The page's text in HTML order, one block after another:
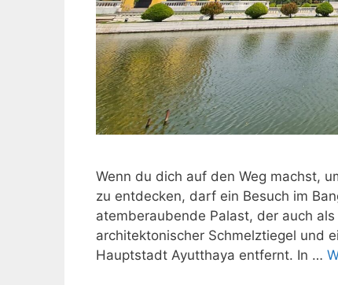
Wenn du dich auf den Weg machst,
zu entdecken, darf ein Besuch im
atemberaubende Palast, der auch
architektonischer Schmelztiegel und
Hauptstadt Ayutthaya entfernt. In …